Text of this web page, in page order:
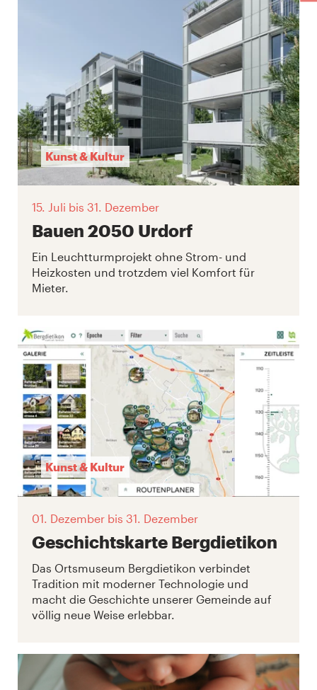
Kunst & Kultur
15. Juli bis 31. Dezember
Bauen 2050 Urdorf
Ein Leuchtturmprojekt ohne Strom- und
Heizkosten und trotzdem viel Komfort für
Mieter.
Kunst & Kultur
01. Dezember bis 31. Dezember
Geschichtskarte Bergdietikon
Das Ortsmuseum Bergdietikon verbindet
Tradition mit moderner Technologie und
macht die Geschichte unserer Gemeinde auf
völlig neue Weise erlebbar.